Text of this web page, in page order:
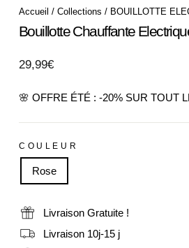
Accueil / Collections / BOUILLOTTE
Bouillotte Chauffante
Prix
29,99€
🌸 OFFRE ÉTÉ : -20% SUR TOUT
COULEUR
Rose
Livraison Gratuite !
Livraison 10j-15 j